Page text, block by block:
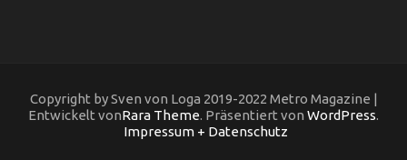
Copyright by Sven von Loga 2019-2022 Metro Magazine |
Entwickelt vonRara Theme. Präsentiert von WordPress.
Impressum + Datenschutz